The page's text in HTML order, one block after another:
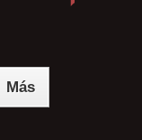
Más